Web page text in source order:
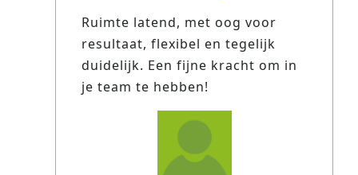
Ruimte latend, met oog voor
resultaat, flexibel en tegelijk
duidelijk. Een fijne kracht om in
je team te hebben!